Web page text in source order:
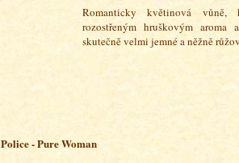
Romanticky květinová vůně,
rozostřeným hruškovým
skutečně velmi jemné a něžně
Police - Pure Woman